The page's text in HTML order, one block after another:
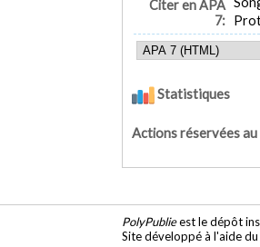
Citer en APA
7:
Statistiques
Actions réservées
PolyPublieest le dépôt
Site développé à l'aide